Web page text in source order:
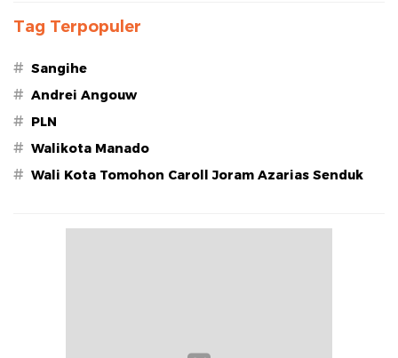
Tag Terpopuler
# Sangihe
# Andrei Angouw
# PLN
# Walikota Manado
# Wali Kota Tomohon Caroll Joram Azarias Senduk